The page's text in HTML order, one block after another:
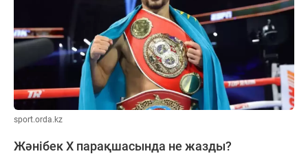
sport.orda.kz
Жәнібек X парақшасында не жазды?